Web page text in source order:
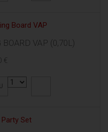
VAP (0,70L)
€